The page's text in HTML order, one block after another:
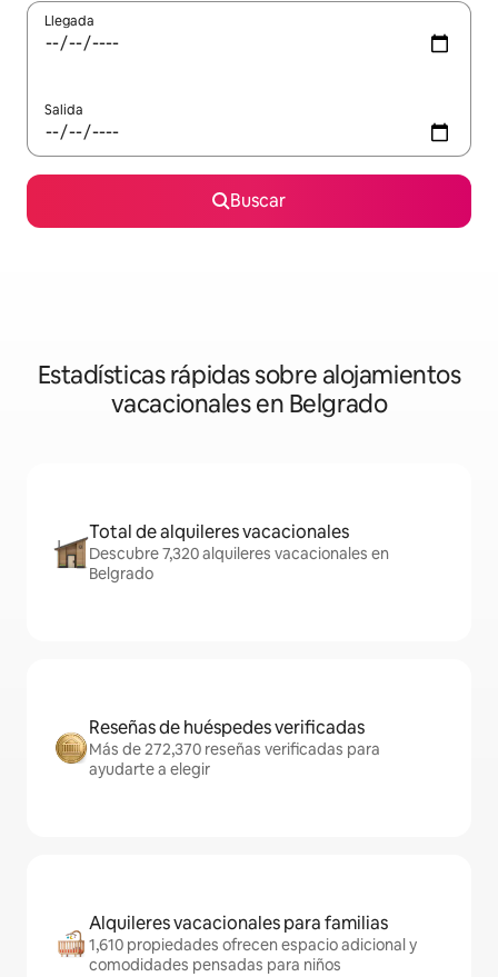
Llegada
Salida
Buscar
Estadísticas rápidas sobre alojamientos
vacacionales en Belgrado
Total de alquileres vacacionales
Descubre 7,320 alquileres vacacionales en
Belgrado
Reseñas de huéspedes verificadas
Más de 272,370 reseñas verificadas para
ayudarte a elegir
Alquileres vacacionales para familias
1,610 propiedades ofrecen espacio adicional y
comodidades pensadas para niños